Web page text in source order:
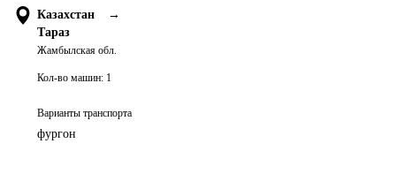
Казахстан
→
Тараз
Жамбылская обл.
Кол-во машин: 1
Варианты транспорта
фургон